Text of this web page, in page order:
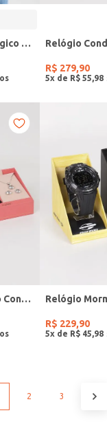
Relógio Casio analógico MW-240-4BVDF-SC
R$ 279,90
5x de R$ 55 98
Relógio + Acessório Condor Feminino PRATA
R$ 229,90
5x de R$ 45 98
2 3